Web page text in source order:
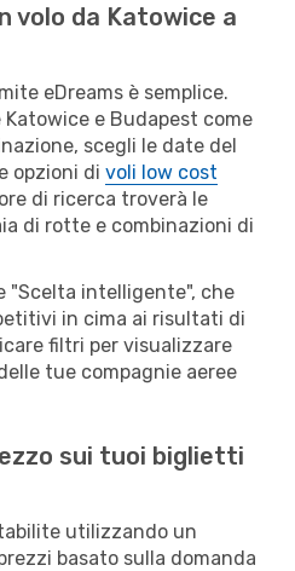
volo da Katowice a
eDreams è semplice.
e Budapest come
scegli le date del
opzioni di voli low cost
di ricerca troverà le
di rotte e combinazioni di
"Scelta intelligente", che
in cima ai risultati di
filtri per visualizzare
tue compagnie aeree
sui tuoi biglietti
utilizzando un
basato sulla domanda